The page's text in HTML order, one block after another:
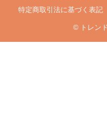
特定商取引法に基づく表記
© トレン